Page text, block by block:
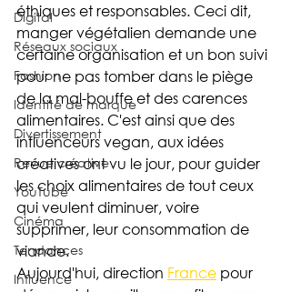
Digital
Réseaux sociaux
Fashion
Identité de marque
Divertissement
Revue créative
YouTube
Cinéma
Tendances
Influence
éthiques et responsables. Ceci dit,
manger végétalien demande une
certaine organisation et un bon suivi
pour ne pas tomber dans le piège
de la mal-bouffe et des carences
alimentaires. C'est ainsi que des
influenceurs vegan, aux idées
créatives ont vu le jour, pour guider
les choix alimentaires de tout ceux
qui veulent diminuer, voire
supprimer, leur consommation de
viande.
Aujourd'hui, direction France pour